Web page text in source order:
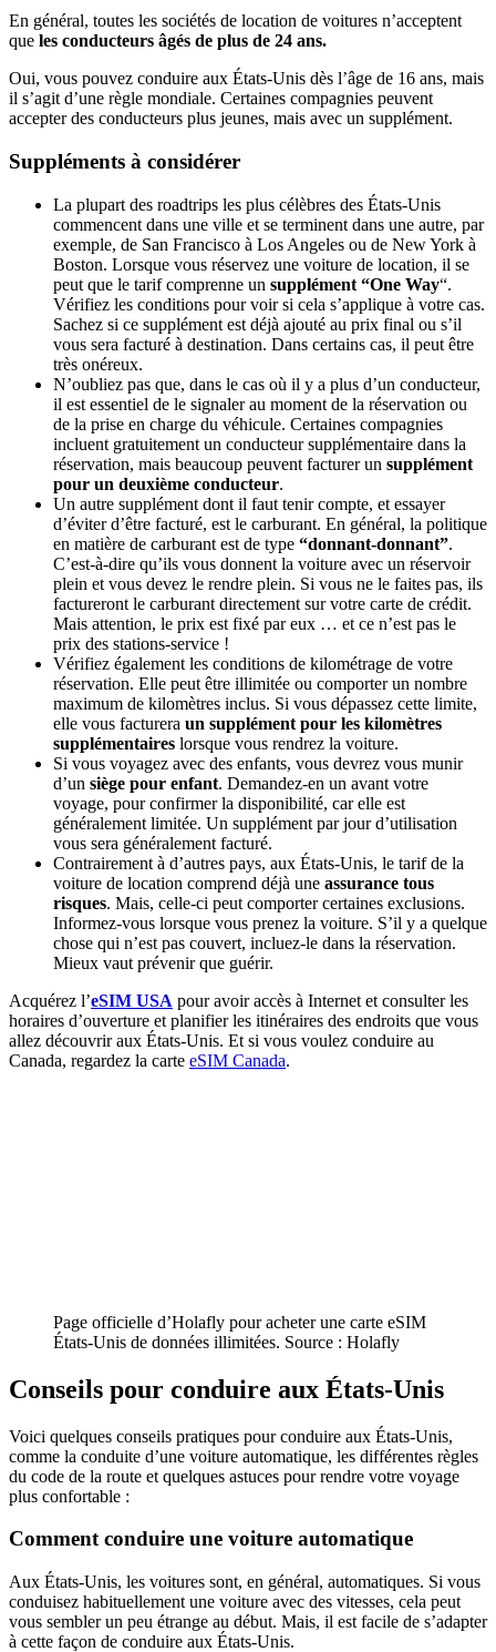
En général, toutes les sociétés de location de voitures n’acceptent
que les conducteurs âgés de plus de 24 ans.
Oui, vous pouvez conduire aux États-Unis dès l’âge de 16 ans, mais
il s’agit d’une règle mondiale. Certaines compagnies peuvent
accepter des conducteurs plus jeunes, mais avec un supplément.
Suppléments à considérer
La plupart des roadtrips les plus célèbres des États-Unis
commencent dans une ville et se terminent dans une autre, par
exemple, de San Francisco à Los Angeles ou de New York à
Boston. Lorsque vous réservez une voiture de location, il se
peut que le tarif comprenne un supplément “One Way“.
Vérifiez les conditions pour voir si cela s’applique à votre cas.
Sachez si ce supplément est déjà ajouté au prix final ou s’il
vous sera facturé à destination. Dans certains cas, il peut être
très onéreux.
N’oubliez pas que, dans le cas où il y a plus d’un conducteur,
il est essentiel de le signaler au moment de la réservation ou
de la prise en charge du véhicule. Certaines compagnies
incluent gratuitement un conducteur supplémentaire dans la
réservation, mais beaucoup peuvent facturer un supplément
pour un deuxième conducteur.
Un autre supplément dont il faut tenir compte, et essayer
d’éviter d’être facturé, est le carburant. En général, la politique
en matière de carburant est de type “donnant-donnant”.
C’est-à-dire qu’ils vous donnent la voiture avec un réservoir
plein et vous devez le rendre plein. Si vous ne le faites pas, ils
factureront le carburant directement sur votre carte de crédit.
Mais attention, le prix est fixé par eux … et ce n’est pas le
prix des stations-service !
Vérifiez également les conditions de kilométrage de votre
réservation. Elle peut être illimitée ou comporter un nombre
maximum de kilomètres inclus. Si vous dépassez cette limite,
elle vous facturera un supplément pour les kilomètres
supplémentaires lorsque vous rendrez la voiture.
Si vous voyagez avec des enfants, vous devrez vous munir
d’un siège pour enfant. Demandez-en un avant votre
voyage, pour confirmer la disponibilité, car elle est
généralement limitée. Un supplément par jour d’utilisation
vous sera généralement facturé.
Contrairement à d’autres pays, aux États-Unis, le tarif de la
voiture de location comprend déjà une assurance tous
risques. Mais, celle-ci peut comporter certaines exclusions.
Informez-vous lorsque vous prenez la voiture. S’il y a quelque
chose qui n’est pas couvert, incluez-le dans la réservation.
Mieux vaut prévenir que guérir.
Acquérez l’eSIM USA pour avoir accès à Internet et consulter les
horaires d’ouverture et planifier les itinéraires des endroits que vous
allez découvrir aux États-Unis. Et si vous voulez conduire au
Canada, regardez la carte eSIM Canada.
Page officielle d’Holafly pour acheter une carte eSIM
États-Unis de données illimitées. Source : Holafly
Conseils pour conduire aux États-Unis
Voici quelques conseils pratiques pour conduire aux États-Unis,
comme la conduite d’une voiture automatique, les différentes règles
du code de la route et quelques astuces pour rendre votre voyage
plus confortable :
Comment conduire une voiture automatique
Aux États-Unis, les voitures sont, en général, automatiques. Si vous
conduisez habituellement une voiture avec des vitesses, cela peut
vous sembler un peu étrange au début. Mais, il est facile de s’adapter
à cette façon de conduire aux États-Unis.